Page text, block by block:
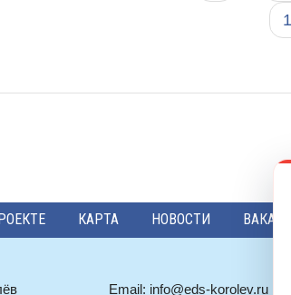
КАРТА НОВОСТИ
Email: info@eds-korolev.ru